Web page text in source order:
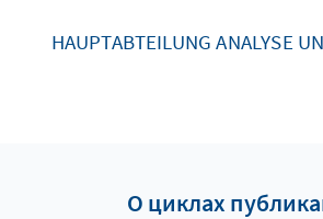
HAUPTABTEILUNG ANALYSE
О циклах